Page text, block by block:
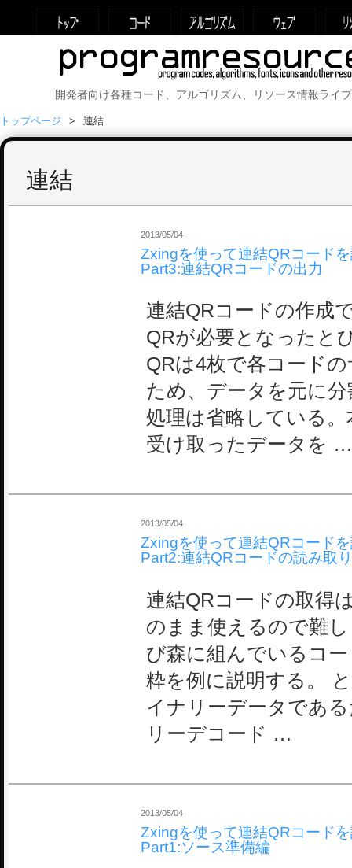
開発者向け各種コード、アルゴリズム、リソース情報ラ
トップページ 連結
連結
2013/05/04
Zxingを使って連結QRコード
Part3:連結QRコードの出力
連結QRコードの作成
QRが必要となったと
QRは4枚で各コード
ため、データを元に
処理は省略している
受け取ったデータを …
2013/05/04
Zxingを使って連結QRコード
Part2:連結QRコードの読み取り
連結QRコードの取得
のまま使えるので難
び森に組んでいるコ
粋を例に説明する。
イナリーデータであ
リーデコード …
2013/05/04
Zxingを使って連結QRコード
Part1:ソース準備編